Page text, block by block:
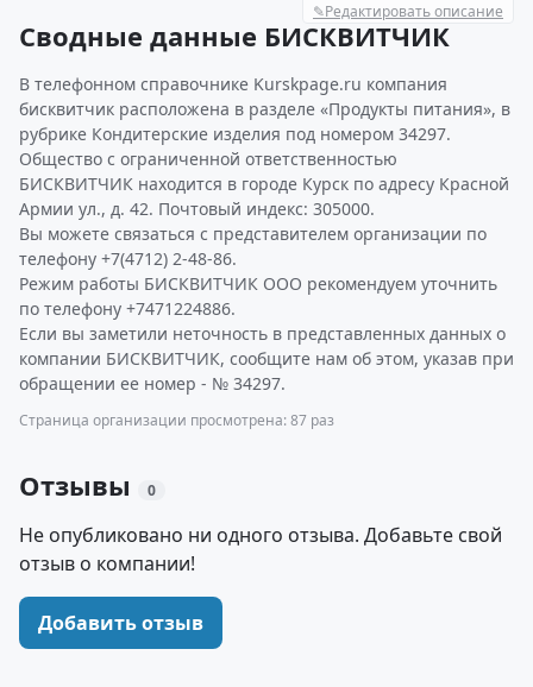
✎Редактировать описание
Сводные данные БИСКВИТЧИК
В телефонном справочнике Kurskpage.ru компания
бисквитчик расположена в разделе «Продукты питания», в
рубрике Кондитерские изделия под номером 34297.
Общество с ограниченной ответственностью
БИСКВИТЧИК находится в городе Курск по адресу Красной
Армии ул., д. 42. Почтовый индекс: 305000.
Вы можете связаться с представителем организации по
телефону +7(4712) 2-48-86.
Режим работы БИСКВИТЧИК ООО рекомендуем уточнить
по телефону +7471224886.
Если вы заметили неточность в представленных данных о
компании БИСКВИТЧИК, сообщите нам об этом, указав при
обращении ее номер - № 34297.
Страница организации просмотрена: 87 раз
Отзывы 0
Не опубликовано ни одного отзыва. Добавьте свой
отзыв о компании!
Добавить отзыв